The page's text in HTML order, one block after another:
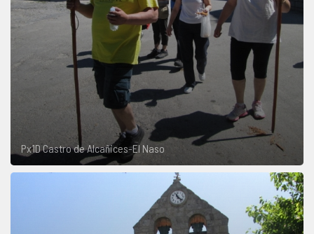
Px1D Castro de Alcañices-El Naso